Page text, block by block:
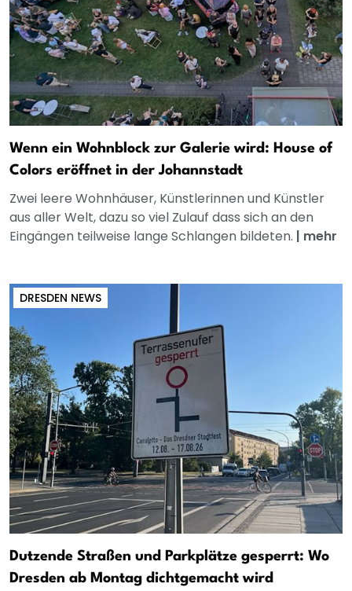
Wenn ein Wohnblock zur Galerie wird: House of
Colors eröffnet in der Johannstadt
Zwei leere Wohnhäuser, Künstlerinnen und Künstler
aus aller Welt, dazu so viel Zulauf dass sich an den
Eingängen teilweise lange Schlangen bildeten. | mehr
DRESDEN NEWS
Dutzende Straßen und Parkplätze gesperrt: Wo
Dresden ab Montag dichtgemacht wird